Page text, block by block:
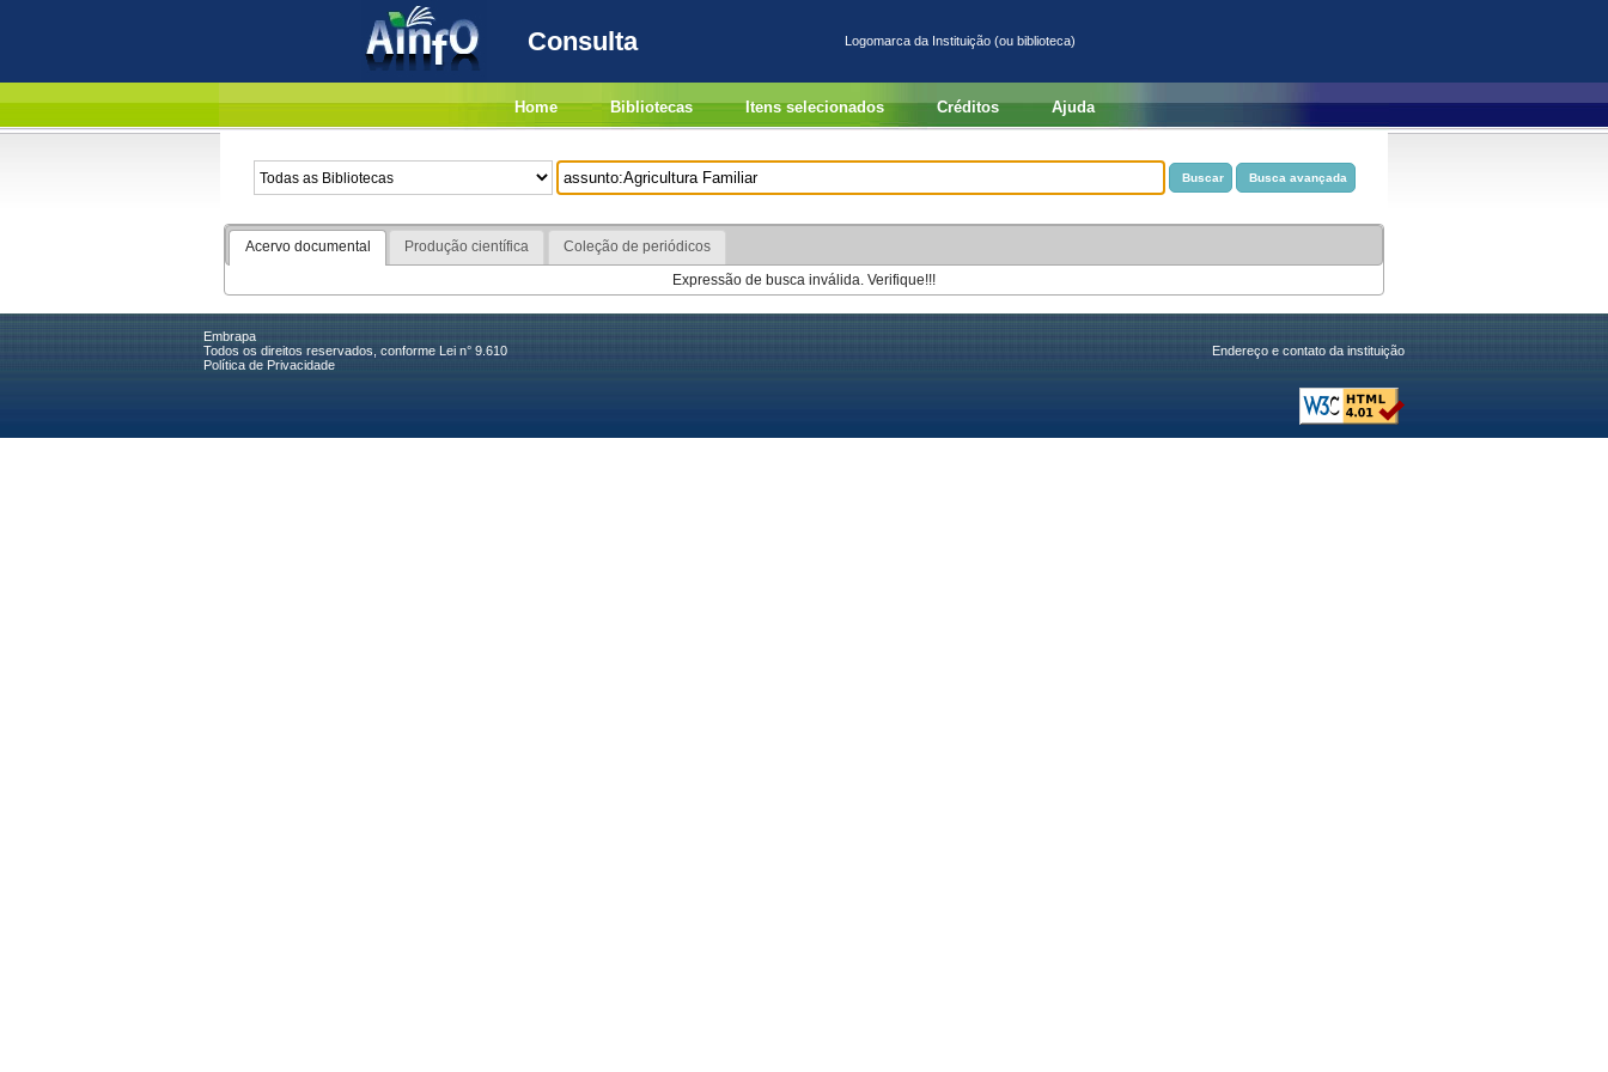
Consulta Logomarca da Instituição (ou biblioteca)
Home Bibliotecas Itens selecionados Créditos Ajuda
Acervo documental Produção científica
Coleção de periódicos
Expressão de busca inválida. Verifique!!!
Embrapa
Todos os direitos reservados, conforme Lei n° 9.610
Política de Privacidade
Endereço e contato da instituição